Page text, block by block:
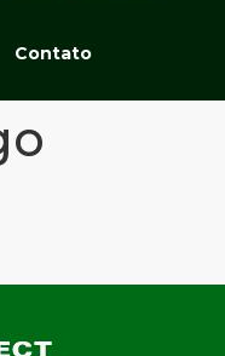
Contato